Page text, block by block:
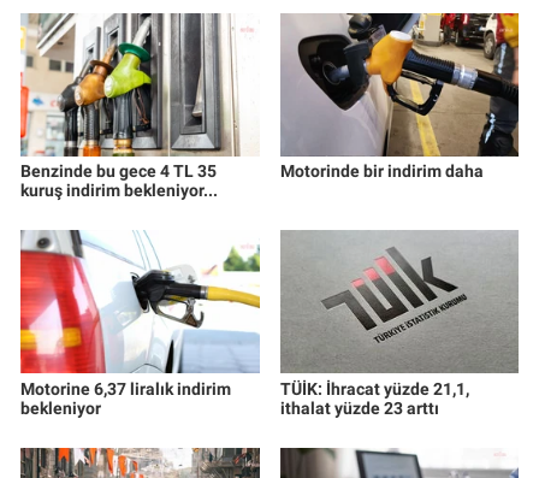
Benzinde bu gece 4 TL 35
kuruş indirim bekleniyor...
Motorinde bir indirim daha
Motorine 6,37 liralık indirim
bekleniyor
TÜİK: İhracat yüzde 21,1,
ithalat yüzde 23 arttı